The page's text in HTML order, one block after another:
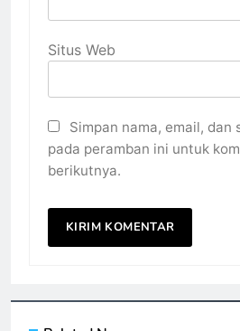
Situs Web
Simpan nama, email, dan
pada peramban ini untuk
berikutnya.